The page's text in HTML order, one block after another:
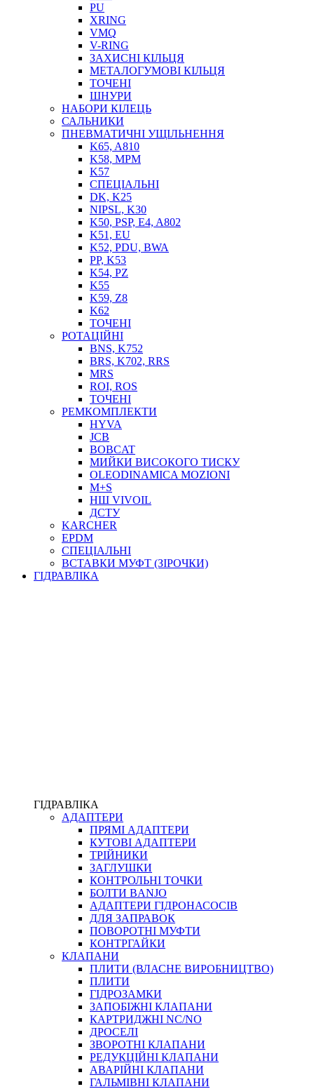
ПІСТОЛЕТИ
НАСОСИ ТА ПОМПИ
НАГНІТАЧІ
МУФТИ (НАСАДКИ) ДЛЯ ШПРИЦІВ
МАСЛЯНКИ, ЛІЙКИ
ПРЕС-МАСЛЯНКИ
ШЛАНГИ, ТРУБКИ
ШПРИЦИ МАСТИЛЬНІ
ТОСОЛ, АНТИФРИЗ
ОЛИВА-ПАЛИВО
ПОВІТРЯ-ВОДА
ДЛЯ ЗВАРЮВАННЯ
НАПІРНО-ВСМОКТУЮЧІ
ФІЛЬТРИ ДЛЯ ПАЛЬНОГО
ПІДДОНИ ДЛЯ БОЧОК
МОДУЛЬНІ АЗС
МЕТРОЛОГІЧНЕ ОБЛАДНАННЯ
ЛІЧИЛЬНИКИ І ВИТРАТОМІРИ ДЛЯ ПАЛЬНОГО
КОТУШКИ ДЛЯ ШЛАНГІВ
ФІТИНГИ ДІАГНОСТИЧНІ
АКСЕСУАРИ
ТРУБКИ ТА КОМПЛЕКТУЮЧІ
ФІТИНГИ ГІДРАВЛІЧНІ
ФІТИНГИ КОНДИЦІОНЕРНІ
ЗАХИСТ РУКАВІВ
ФІТИНГИ KARCHER
ФІТИНГИ НА ПІДЙОМ КАБІНИ
КОНЕКТОРИ
ХОМУТИ
ЧЕРВ`ЯЧНІ
PU
XRING
VMQ
V-RING
ЗАХИСНІ КІЛЬЦЯ
МЕТАЛОГУМОВІ КІЛЬЦЯ
ТОЧЕНІ
ШНУРИ
НАБОРИ КІЛЕЦЬ
САЛЬНИКИ
ПНЕВМАТИЧНІ УЩІЛЬНЕННЯ
K65, A810
K58, MPM
K57
СПЕЦІАЛЬНІ
DK, K25
NIPSL, K30
K50, PSP, E4, A802
K51, EU
K52, PDU, BWA
PP, K53
K54, PZ
K55
K59, Z8
K62
ТОЧЕНІ
РОТАЦІЙНІ
BNS, K752
BRS, K702, RRS
MRS
ROI, ROS
ТОЧЕНІ
РЕМКОМПЛЕКТИ
HYVA
JCB
BOBCAT
МИЙКИ ВИСОКОГО ТИСКУ
OLEODINAMICA MOZIONI
M+S
НШ VIVOIL
ДСТУ
KARCHER
EPDM
СПЕЦІАЛЬНІ
ВСТАВКИ МУФТ (ЗІРОЧКИ)
ГІДРАВЛІКА
ГІДРАВЛІКА
АДАПТЕРИ
ПРЯМІ АДАПТЕРИ
КУТОВІ АДАПТЕРИ
ТРІЙНИКИ
ЗАГЛУШКИ
КОНТРОЛЬНІ ТОЧКИ
БОЛТИ BANJO
АДАПТЕРИ ГІДРОНАСОСІВ
ДЛЯ ЗАПРАВОК
ПОВОРОТНІ МУФТИ
КОНТРГАЙКИ
КЛАПАНИ
ПЛИТИ (ВЛАСНЕ ВИРОБНИЦТВО)
ПЛИТИ
ГІДРОЗАМКИ
ЗАПОБІЖНІ КЛАПАНИ
КАРТРИДЖНІ NC/NO
ДРОСЕЛІ
ЗВОРОТНІ КЛАПАНИ
РЕДУКЦІЙНІ КЛАПАНИ
АВАРІЙНІ КЛАПАНИ
ГАЛЬМІВНІ КЛАПАНИ